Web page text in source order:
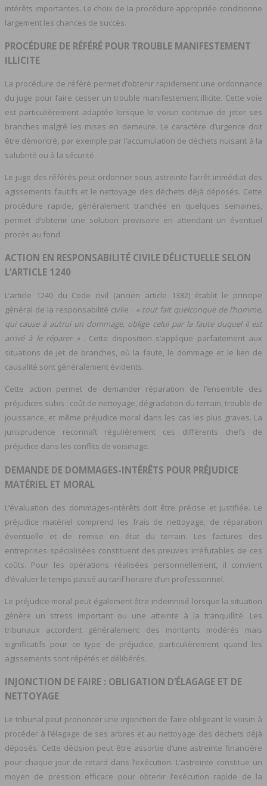
intérêts importantes. Le choix de la procédure appropriée conditionne
largement les chances de succès.
PROCÉDURE DE RÉFÉRÉ POUR TROUBLE MANIFESTEMENT
ILLICITE
La procédure de référé permet d’obtenir rapidement une ordonnance
du juge pour faire cesser un trouble manifestement illicite. Cette voie
est particulièrement adaptée lorsque le voisin continue de jeter ses
branches malgré les mises en demeure. Le caractère d’urgence doit
être démontré, par exemple par l’accumulation de déchets nuisant à la
salubrité ou à la sécurité.
Le juge des référés peut ordonner sous astreinte l’arrêt immédiat des
agissements fautifs et le nettoyage des déchets déjà déposés. Cette
procédure rapide, généralement tranchée en quelques semaines,
permet d’obtenir une solution provisoire en attendant un éventuel
procès au fond.
ACTION EN RESPONSABILITÉ CIVILE DÉLICTUELLE SELON
L’ARTICLE 1240
L’article 1240 du Code civil (ancien article 1382) établit le principe
général de la responsabilité civile : « tout fait quelconque de l’homme,
qui cause à autrui un dommage, oblige celui par la faute duquel il est
arrivé à le réparer » . Cette disposition s’applique parfaitement aux
situations de jet de branches, où la faute, le dommage et le lien de
causalité sont généralement évidents.
Cette action permet de demander réparation de l’ensemble des
préjudices subis : coût de nettoyage, dégradation du terrain, trouble de
jouissance, et même préjudice moral dans les cas les plus graves. La
jurisprudence reconnaît régulièrement ces différents chefs de
préjudice dans les conflits de voisinage.
DEMANDE DE DOMMAGES-INTÉRÊTS POUR PRÉJUDICE
MATÉRIEL ET MORAL
L’évaluation des dommages-intérêts doit être précise et justifiée. Le
préjudice matériel comprend les frais de nettoyage, de réparation
éventuelle et de remise en état du terrain. Les factures des
entreprises spécialisées constituent des preuves irréfutables de ces
coûts. Pour les opérations réalisées personnellement, il convient
d’évaluer le temps passé au tarif horaire d’un professionnel.
Le préjudice moral peut également être indemnisé lorsque la situation
génère un stress important ou une atteinte à la tranquillité. Les
tribunaux accordent généralement des montants modérés mais
significatifs pour ce type de préjudice, particulièrement quand les
agissements sont répétés et délibérés.
INJONCTION DE FAIRE : OBLIGATION D’ÉLAGAGE ET DE
NETTOYAGE
Le tribunal peut prononcer une injonction de faire obligeant le voisin à
procéder à l’élagage de ses arbres et au nettoyage des déchets déjà
déposés. Cette décision peut être assortie d’une astreinte financière
pour chaque jour de retard dans l’exécution. L’astreinte constitue un
moyen de pression efficace pour obtenir l’exécution rapide de la